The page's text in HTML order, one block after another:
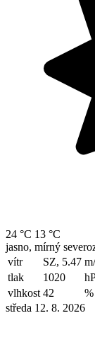
24 °C 13 °C
jasno, mírný
vítr
SZ, 5.47
tlak
1020
vlhkost 42
%
středa 12. 8. 2026